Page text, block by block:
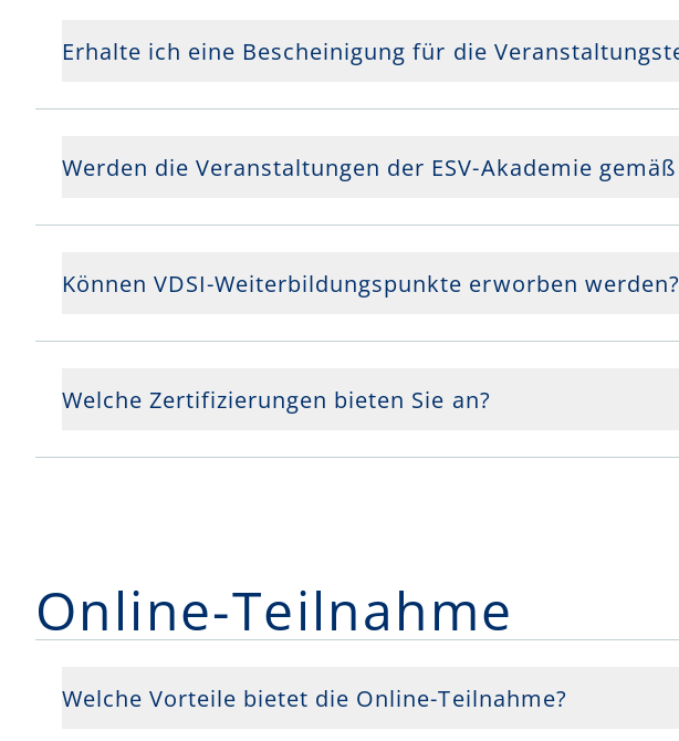
Erhalte ich eine Bescheinigung für die
Werden die Veranstaltungen der ESV-Akademie
Können VDSI-Weiterbildungspunkte erworben werden?
Welche Zertifizierungen bieten Sie an?
Online-Teilnahme
Welche Vorteile bietet die Online-Teilnahme?